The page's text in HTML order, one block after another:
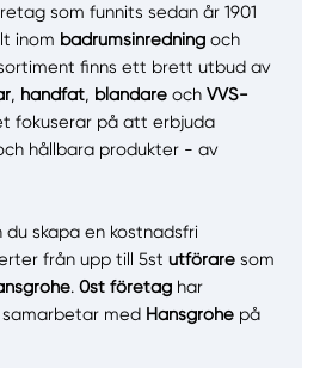
som funnits sedan år 1901
inom badrumsinredningoch
finns ett brett utbud av
, handfat, blandareochVVS-
fokuserar på att erbjuda
hållbara produkter - av
du skapa en kostnadsfri
från upp till 5stutförare som
.0st företag har
med Hansgrohe på